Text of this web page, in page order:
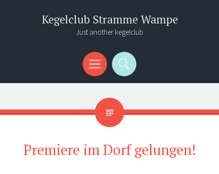
Kegelclub Stramme Wampe
Just another kegelclub
Menü
Suchen
Premiere im Dorf gelungen!